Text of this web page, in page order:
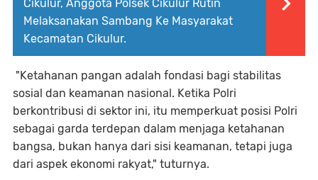
Cikulur, Anggota Polsek Cikulur Rutin
Melaksanakan Sambang Ke Masyarakat
Kecamatan Cikulur.
"Ketahanan pangan adalah fondasi bagi stabilitas
sosial dan keamanan nasional. Ketika Polri
berkontribusi di sektor ini, itu memperkuat posisi Polri
sebagai garda terdepan dalam menjaga ketahanan
bangsa, bukan hanya dari sisi keamanan, tetapi juga
dari aspek ekonomi rakyat," tuturnya.